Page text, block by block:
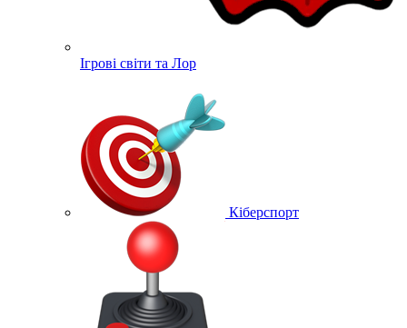
Ігрові світи та Лор
Кіберспорт